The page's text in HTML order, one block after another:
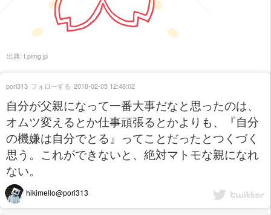
出典: t.pimg.jp
自分が父親になって一番大事だなと思ったのは、
オムツ変えるとか仕事頑張るとかよりも、『自分
の機嫌は自分でとる』ってことだったとつくづく
思う。これができないと、絶対マトモな親になれ
ない。
hikimello@pori313
pori313 フォローする 2018-02-05 12:48:02